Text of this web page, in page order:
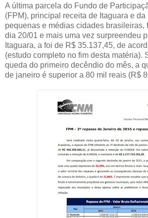
A última parcela do Fundo de
(FPM), principal receita de Itaguara e
pequenas e médias cidades brasileiras,
dia 20/01 e mais uma vez surpreendeu
Itaguara, a foi de R$ 35.137,45, de
(estudo completo no fim desta matéria).
queda do primeiro decêndio do mês, a
de janeiro é superior a 80 mil reais (R$